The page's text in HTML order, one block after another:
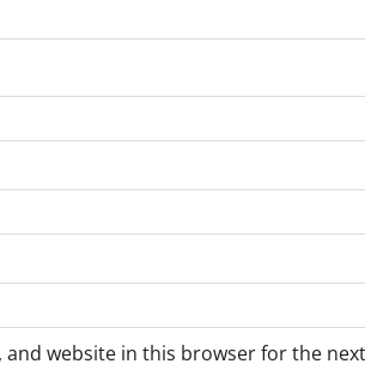
and website in this browser for the